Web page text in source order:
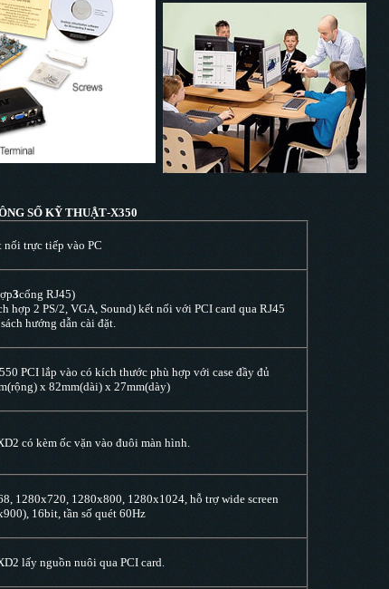
SỐ KỸ THUẬT-X350
trực tiếp vào PC
3cổng RJ45)
hợp 2 PS/2, VGA, Sound) kết nối với PCI card qua RJ45
hướng dẫn cài đặt.
PCI lắp vào có kích thước phù hợp với case đầy đủ
x 82mm(dài) x 27mm(dày)
có kèm ốc vặn vào đuôi màn hình.
1280x720, 1280x800, 1280x1024, hỗ trợ wide screen
16bit, tần số quét 60Hz
lấy nguồn nuôi qua PCI card.